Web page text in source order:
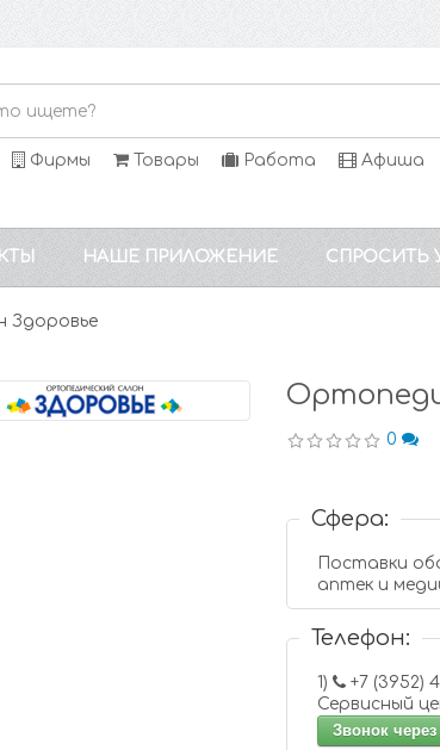
Фирмы Товары Работа Афиша
НАШЕ ПРИЛОЖЕНИЕ СПРОСИТЬ
Здоровье
0
Сфера:
Поставки
аптек и
Телефон:
1)
+7 (3952) 47-29-40
Сервисный
Звонок через